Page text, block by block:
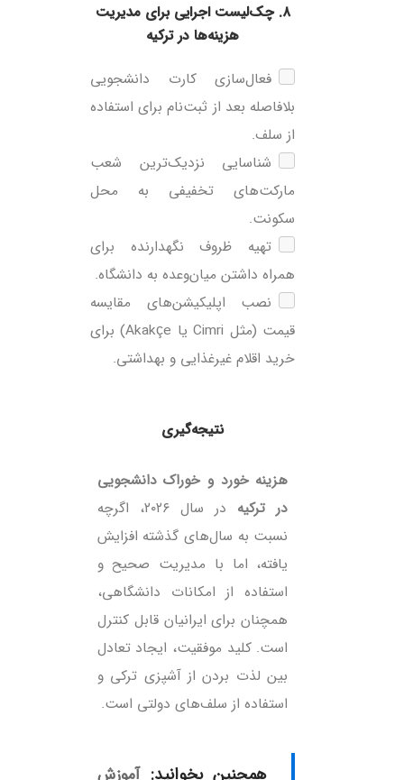
۸. چک‌لیست اجرایی برای مدیریت
هزینه‌ها در ترکیه
فعال‌سازی کارت دانشجویی
بلافاصله بعد از ثبت‌نام برای استفاده
از سلف.
شناسایی نزدیک‌ترین شعب
مارکت‌های تخفیفی به محل
سکونت.
تهیه ظروف نگهدارنده برای
همراه داشتن میان‌وعده به دانشگاه.
نصب اپلیکیشن‌های مقایسه
قیمت (مثل Cimri یا Akakçe) برای
خرید اقلام غیرغذایی و بهداشتی.
نتیجه‌گیری
هزینه خورد و خوراک دانشجویی
در ترکیه
در سال ۲۰۲۶، اگرچه
نسبت به سال‌های گذشته افزایش
یافته، اما با مدیریت صحیح و
استفاده از امکانات دانشگاهی،
همچنان برای ایرانیان قابل کنترل
است. کلید موفقیت، ایجاد تعادل
بین لذت بردن از آشپزی ترکی و
استفاده از سلف‌های دولتی است.
همچنین بخوانید:آموزش